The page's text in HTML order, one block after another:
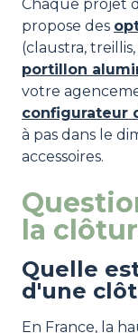
Chaque projet
propose des
(claustra,
portillon
votre
configurateur
à pas dans le
accessoires.
la
Quelle
d'une
En France, la